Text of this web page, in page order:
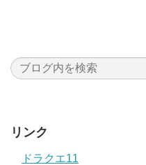
リンク
ドラクエ11